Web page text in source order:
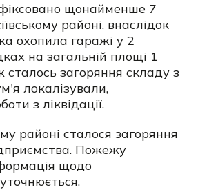
щонайменше 7
районі, внаслідок
охопила гаражі у 2
на загальній площі 1
загоряння складу з
локалізували,
з ліквідації.
районі сталося загоряння
Пожежу
щодо